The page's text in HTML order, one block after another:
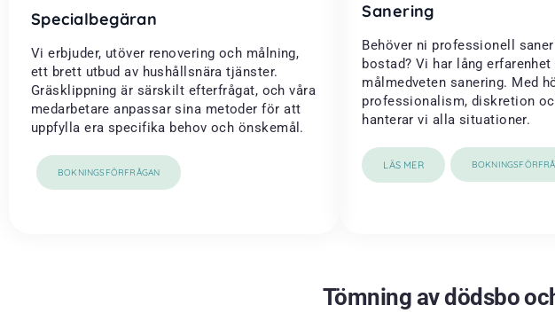
Specialbegäran
Vi erbjuder, utöver renovering och målning,
ett brett utbud av hushållsnära tjänster.
Gräsklippning är särskilt efterfrågat, och våra
medarbetare anpassar sina metoder för att
uppfylla era specifika behov och önskemål.
BOKNINGSFÖRFRÅGAN
Sanering
Behöver ni professionell
bostad? Vi har lång
målmedveten sanering. Med
professionalism, diskretion
hanterar vi alla situationer.
LÄS MER
Tömning av dödsbo